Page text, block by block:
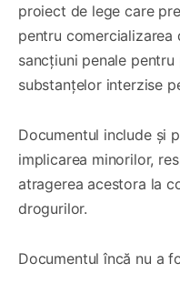
proiect de lege care
pentru
sancțiuni penale
substanțelor interzise
Documentul include și
implicarea minorilor,
atragerea acestora la
drogurilor.
Documentul încă nu a